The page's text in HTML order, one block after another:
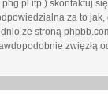
itp.) skontaktuj
za to
ze stroną
zwięzłą